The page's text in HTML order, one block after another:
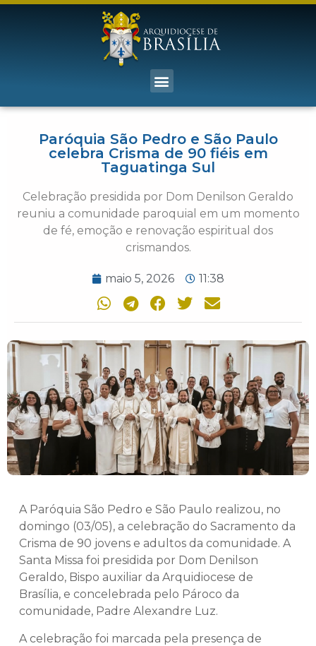
Paróquia São Pedro e São Paulo
celebra Crisma de 90 fiéis em
Taguatinga Sul
Celebração presidida por Dom Denilson Geraldo
reuniu a comunidade paroquial em um momento
de fé, emoção e renovação espiritual dos
crismandos.
maio 5, 2026 11:38
A Paróquia São Pedro e São Paulo realizou, no
domingo (03/05), a celebração do Sacramento da
Crisma de 90 jovens e adultos da comunidade. A
Santa Missa foi presidida por Dom Denilson
Geraldo, Bispo auxiliar da Arquidiocese de
Brasília, e concelebrada pelo Pároco da
comunidade, Padre Alexandre Luz.
A celebração foi marcada pela presença de